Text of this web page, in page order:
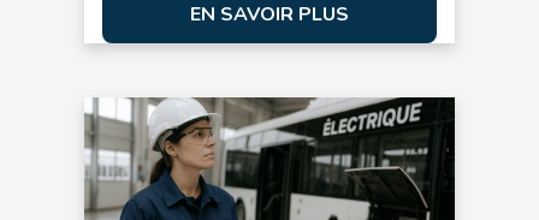
EN SAVOIR PLUS